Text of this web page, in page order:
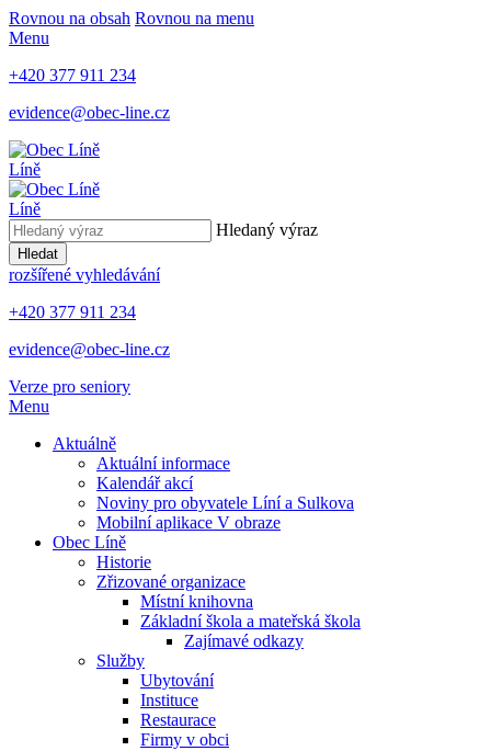
Rovnou na obsah Rovnou na menu
Menu
+420 377 911 234
evidence@obec-line.cz
Líně
Líně
Hledaný výraz
Hledat
rozšířené vyhledávání
+420 377 911 234
evidence@obec-line.cz
Verze pro seniory
Menu
Aktuálně
Aktuální informace
Kalendář akcí
Noviny pro obyvatele Líní a Sulkova
Mobilní aplikace V obraze
Obec Líně
Historie
Zřizované organizace
Místní knihovna
Základní škola a mateřská škola
Zajímavé odkazy
Služby
Ubytování
Instituce
Restaurace
Firmy v obci